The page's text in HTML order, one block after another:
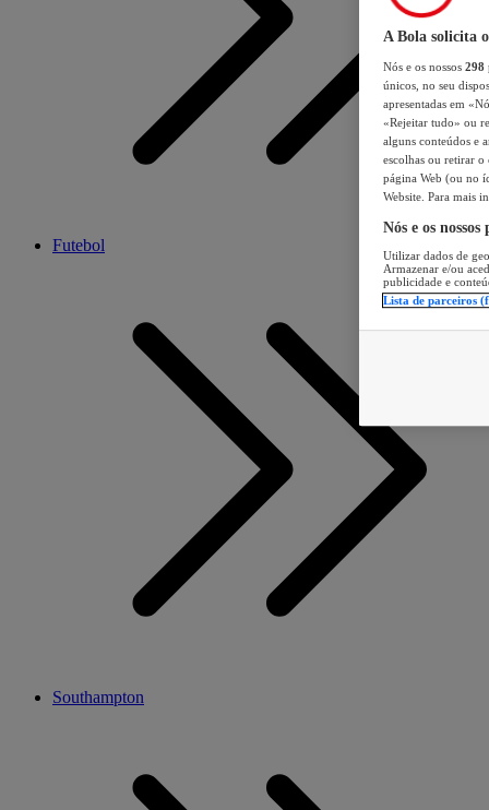
Futebol
Southampton
A Bola solicita
Nós e os nossos 298
únicos, no seu
apresentadas em
«Rejeitar tudo» ou
alguns conteúdos e
escolhas ou retirar
página Web (ou no
Website. Para mais
Nós e os
Utilizar dados de
Armazenar e/ou
publicidade e
Lista de parceiros